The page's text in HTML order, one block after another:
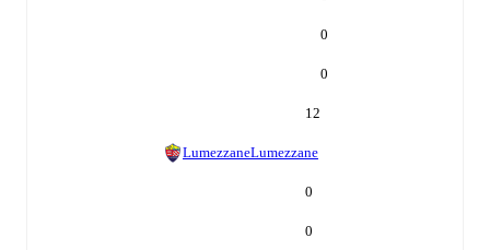
0
0
12
LumezzaneLumezzane
0
0